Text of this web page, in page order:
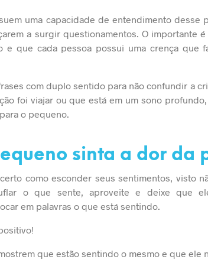
uma capacidade de entendimento desse
a surgir questionamentos. O importante
e que cada pessoa possui uma crença que
com duplo sentido para não confundir a
foi viajar ou que está em um sono
o pequeno.
sinta a dor da
como esconder seus sentimentos, visto
o que sente, aproveite e deixe que
em palavras o que está sentindo.
que estão sentindo o mesmo e que ele